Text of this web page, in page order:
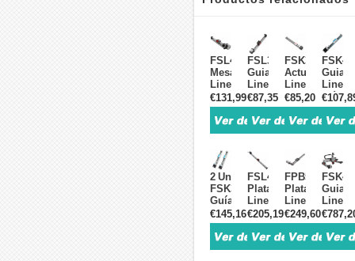
FSL40
Mesa
Lineal
con
Husillo
de
Bolas
Guía
Lineal
Actuador
con
Motor
Paso
a
Paso
Nema
€131,99
FSL30
Guias
Lineales
CNC
Tornillo
de
Bola
Deslizante
Lineal
50-
300mm
con
Motor
Paso
a
Paso
€87,35
FSK30J
Actuador
Lineal
Mini
con
Guía
Lineal
Husillo
Tipo
Escalera
Con
Motor
Paso
a
Paso
Nema
€85,20
Guias
Lineal
con
Guía
de
Bolas
para
CNC
con
Motor
Nema
23
2 Unid
FSK30J
Guías
lineales
Actuador
Mini
Lineal
€145,16
FSL40
Plataforma
Lineal
CNC
con
Guía
y
€205,19
FPB50
Plataforma
Lineal
con
Guía
de
Movimiento
€249,60
FSK40
Guias
CNC
Lineal
XYZ